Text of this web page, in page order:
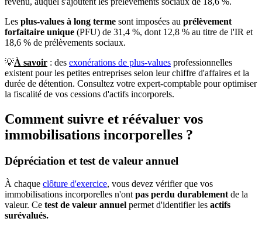
Les plus-values ​​à long terme sont imposées au prélèvement
forfaitaire unique (PFU) de 31,4 %, dont 12,8 % au titre de l'IR et
18,6 % de prélèvements sociaux.
💡À savoir : des exonérations de plus-values professionnelles
existent pour les petites entreprises selon leur chiffre d'affaires et la
durée de détention. Consultez votre expert-comptable pour optimiser
la fiscalité de vos cessions d'actifs incorporels.
Comment suivre et réévaluer vos
immobilisations incorporelles ?
Dépréciation et test de valeur annuel
À chaque clôture d'exercice, vous devez vérifier que vos
immobilisations incorporelles n'ont pas perdu durablement de la
valeur. Ce test de valeur annuel permet d'identifier les actifs
surévalués.